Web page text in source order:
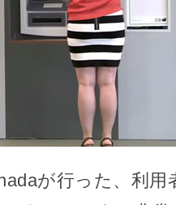
が行った、利用